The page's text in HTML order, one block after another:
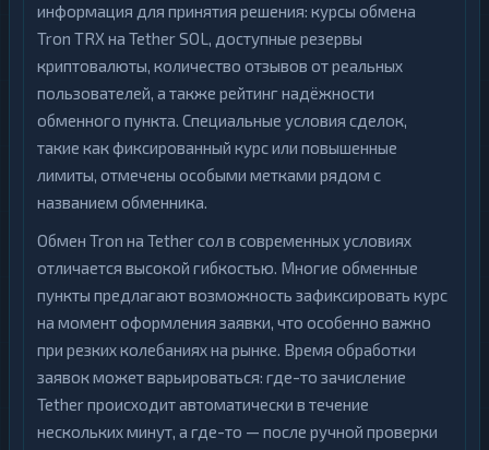
информация для принятия решения: курсы обмена
Tron TRX на Tether SOL, доступные резервы
криптовалюты, количество отзывов от реальных
пользователей, а также рейтинг надёжности
обменного пункта. Специальные условия сделок,
такие как фиксированный курс или повышенные
лимиты, отмечены особыми метками рядом с
названием обменника.
Обмен Tron на Tether сол в современных условиях
отличается высокой гибкостью. Многие обменные
пункты предлагают возможность зафиксировать курс
на момент оформления заявки, что особенно важно
при резких колебаниях на рынке. Время обработки
заявок может варьироваться: где-то зачисление
Tether происходит автоматически в течение
нескольких минут, а где-то — после ручной проверки